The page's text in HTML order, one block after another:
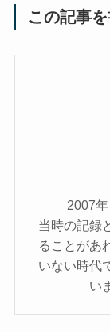
この記事
2007
当時の記録
ることがあ
いない時代
い